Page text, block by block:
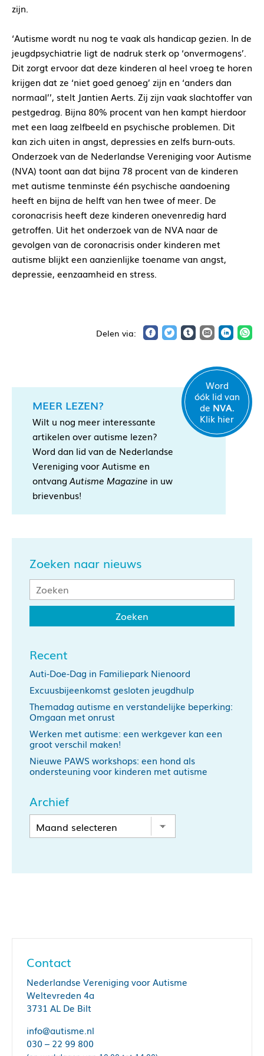
zijn.
‘Autisme wordt nu nog te vaak als handicap gezien. In de
jeugdpsychiatrie ligt de nadruk sterk op ‘onvermogens’.
Dit zorgt ervoor dat deze kinderen al heel vroeg te horen
krijgen dat ze ‘niet goed genoeg’ zijn en ‘anders dan
normaal’’, stelt Jantien Aerts. Zij zijn vaak slachtoffer van
pestgedrag. Bijna 80% procent van hen kampt hierdoor
met een laag zelfbeeld en psychische problemen. Dit
kan zich uiten in angst, depressies en zelfs burn-outs.
Onderzoek van de Nederlandse Vereniging voor Autisme
(NVA) toont aan dat bijna 78 procent van de kinderen
met autisme tenminste één psychische aandoening
heeft en bijna de helft van hen twee of meer. De
coronacrisis heeft deze kinderen onevenredig hard
getroffen. Uit het onderzoek van de NVA naar de
gevolgen van de coronacrisis onder kinderen met
autisme blijkt een aanzienlijke toename van angst,
depressie, eenzaamheid en stress.
MEER LEZEN?
Wilt u nog meer interessante
artikelen over autisme lezen?
Word dan lid van de Nederlandse
Vereniging voor Autisme en
ontvang Autisme Magazine in uw
brievenbus!
Word
óók lid van
de NVA.
Klik hier
Zoeken naar nieuws
Recent
Auti-Doe-Dag in Familiepark Nienoord
Excuusbijeenkomst gesloten jeugdhulp
Themadag autisme en verstandelijke beperking:
Omgaan met onrust
Werken met autisme: een werkgever kan een
groot verschil maken!
Nieuwe PAWS workshops: een hond als
ondersteuning voor kinderen met autisme
Archief
Contact
Nederlandse Vereniging voor Autisme
Weltevreden 4a
3731 AL De Bilt
info@autisme.nl
030 – 22 99 800